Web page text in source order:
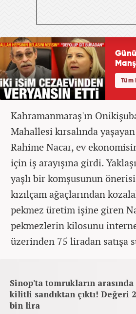
Kahramanmaraş'ın
Mahallesi kırsalında
Rahime Nacar, ev
için iş arayışına girdi.
yaşlı bir komşusunun
kızılçam ağaçlarından
pekmez üretim işine giren
pekmezlerin kilosunu
üzerinden 75 liradan satışa
Sinop'ta tomrukların arasında
kilitli sandıktan çıktı! Değeri
bin lira